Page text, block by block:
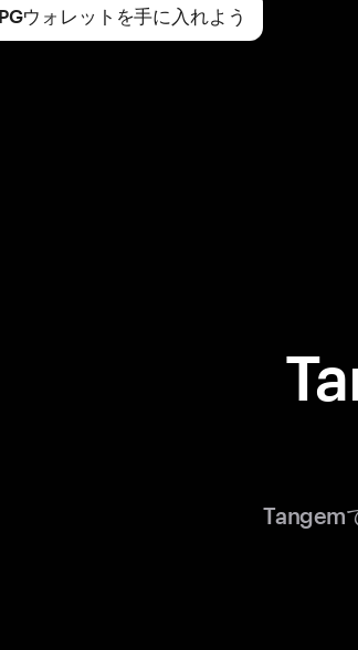
ウォレットを手に入れよう
Tangem